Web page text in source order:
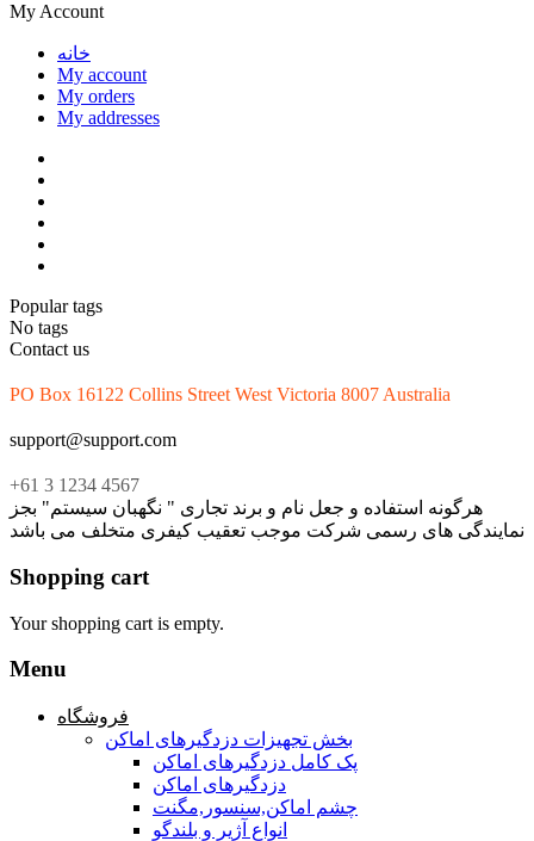
My Account
خانه
My account
My orders
My addresses
Popular tags
No tags
Contact us
PO Box 16122 Collins Street West Victoria 8007 Australia
support@support.com
+61 3 1234 4567
هرگونه استفاده و جعل نام و برند تجاری " نگهبان سیستم" بجز
نمایندگی های رسمی شرکت موجب تعقیب کیفری متخلف می باشد
Shopping cart
Your shopping cart is empty.
Menu
فروشگاه
بخش تجهیزات دزدگیرهای اماکن
پک کامل دزدگیرهای اماکن
دزدگیرهای اماکن
چشم اماکن,سنسور,مگنت
انواع آژیر و بلندگو